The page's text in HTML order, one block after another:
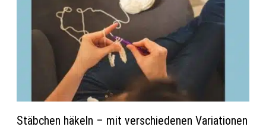
Stäbchen häkeln – mit verschiedenen Variationen